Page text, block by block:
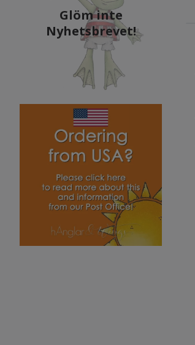
Glöm inte
Nyhetsbrevet!